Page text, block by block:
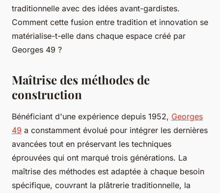
traditionnelle avec des idées avant-gardistes.
Comment cette fusion entre tradition et innovation se
matérialise-t-elle dans chaque espace créé par
Georges 49 ?
Maîtrise des méthodes de
construction
Bénéficiant d'une expérience depuis 1952, Georges
49 a constamment évolué pour intégrer les dernières
avancées tout en préservant les techniques
éprouvées qui ont marqué trois générations. La
maîtrise des méthodes est adaptée à chaque besoin
spécifique, couvrant la plâtrerie traditionnelle, la